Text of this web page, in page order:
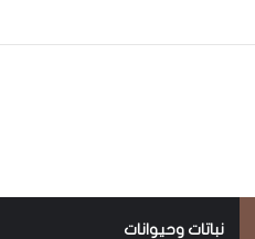
نباتات وحيوانات